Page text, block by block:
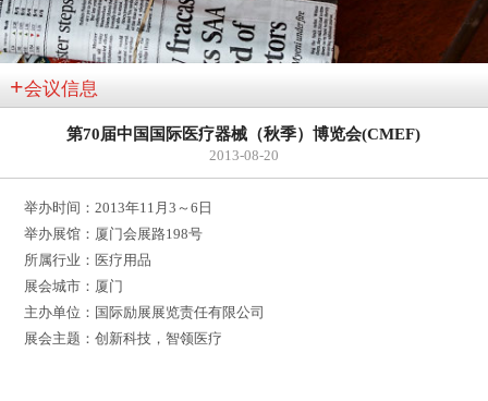
+会议信息
第70届中国国际医疗器械（秋季）博览会(CMEF)
2013-08-20
举办时间：2013年11月3～6日
举办展馆：厦门会展路198号
所属行业：医疗用品
展会城市：厦门
主办单位：国际励展展览责任有限公司
展会主题：创新科技，智领医疗